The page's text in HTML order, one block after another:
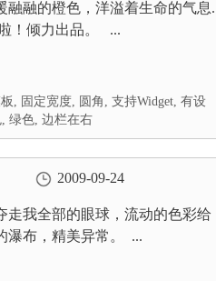
融融的橙色，洋溢着生命的气息.
！倾力出品。 ...
, 固定宽度, 圆角 ,支持Widget,有设
,绿色,边栏在右
2009-09-24
走我全部的眼球，流动的色彩给
瀑布，精美异常。 ...